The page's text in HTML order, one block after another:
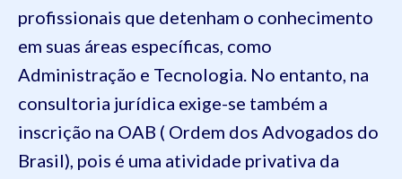
profissionais que detenham o conhecimento
em suas áreas específicas, como
Administração e Tecnologia. No entanto, na
consultoria jurídica exige-se também a
inscrição na OAB ( Ordem dos Advogados do
Brasil), pois é uma atividade privativa da